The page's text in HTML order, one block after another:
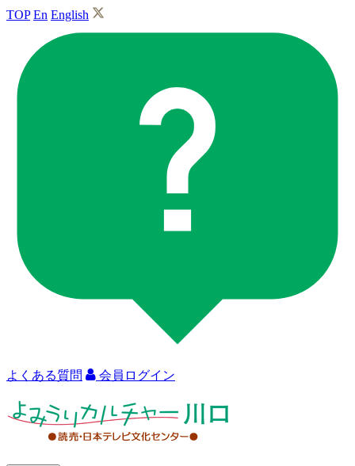
TOP En English
よくある質問 会員ログイン